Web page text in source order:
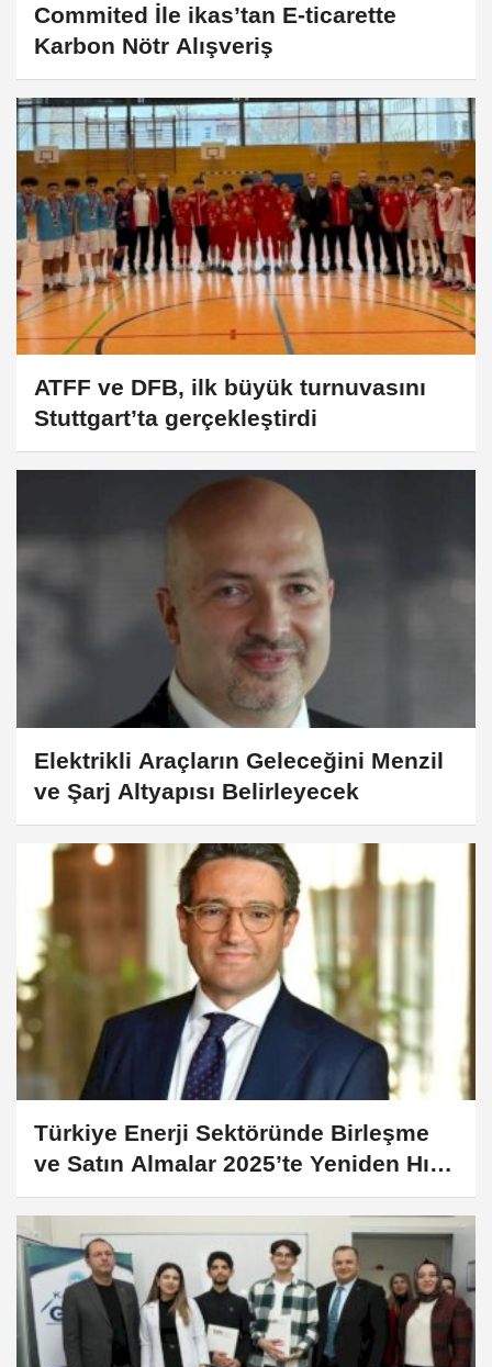
Commited İle ikas’tan E-ticarette
Karbon Nötr Alışveriş
ATFF ve DFB, ilk büyük turnuvasını
Stuttgart’ta gerçekleştirdi
Elektrikli Araçların Geleceğini Menzil
ve Şarj Altyapısı Belirleyecek
Türkiye Enerji Sektöründe Birleşme
ve Satın Almalar 2025’te Yeniden Hız
Kazandı